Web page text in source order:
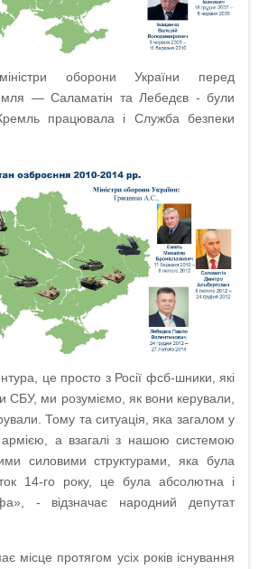
оборони України перед
— Саламатін та Лебедєв - були
працювала і Служба безпеки
це просто з Росії фсб-шники, які
СБУ, ми розуміємо, як вони керували,
Тому та ситуація, яка загалом у
армією, а взагалі з нашою системою
силовими структурами, яка була
14-го року, це була абсолютна і
- відзначає народний депутат
місце протягом усіх років існування